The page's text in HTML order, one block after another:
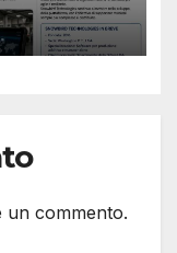
un commento.